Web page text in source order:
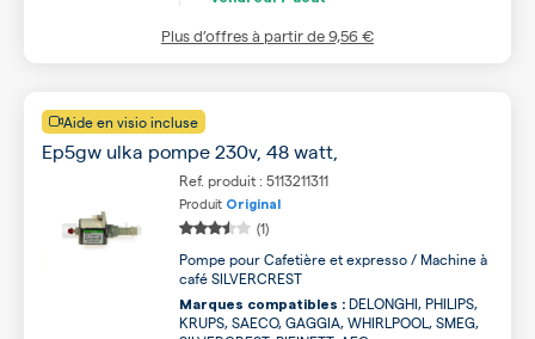
Plus d’offres à partir de9,56 €
Aide en visio incluse
Ep5gw ulka pompe 230v, 48 watt,
Ref. produit : 5113211311
Produit Original
(1)
Pompe pour Cafetière et expresso / Machine à
café SILVERCREST
Marques compatibles : DELONGHI, PHILIPS,
KRUPS, SAECO, GAGGIA, WHIRLPOOL, SMEG,